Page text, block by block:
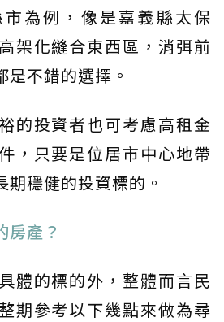
為例，像是嘉義縣太保
架化縫合東西區，消弭前
不錯的選擇。
的投資者也可考慮高租金
，只要是位居市中心地帶
穩健的投資標的。
房產？
體的標的外，整體而言民
期參考以下幾點來做為尋